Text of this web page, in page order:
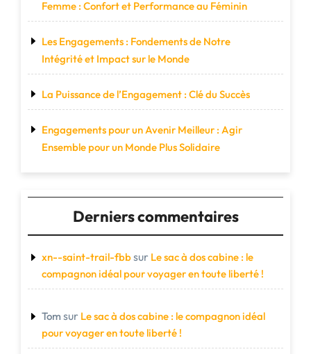
Femme : Confort et Performance au Féminin
Les Engagements : Fondements de Notre
Intégrité et Impact sur le Monde
La Puissance de l’Engagement : Clé du Succès
Engagements pour un Avenir Meilleur : Agir
Ensemble pour un Monde Plus Solidaire
Derniers commentaires
xn--saint-trail-fbbsur Le sac à dos cabine : le
compagnon idéal pour voyager en toute liberté !
Tom sur Le sac à dos cabine : le compagnon idéal
pour voyager en toute liberté !